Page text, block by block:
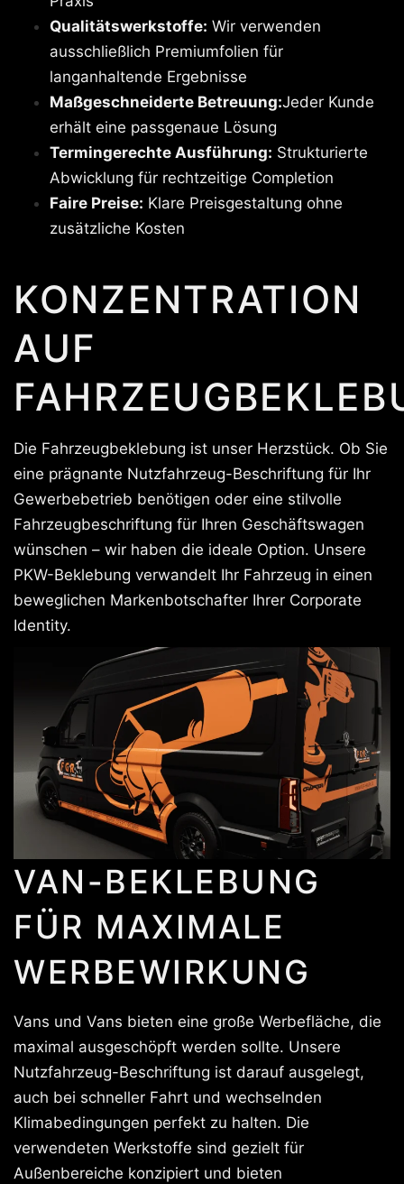
Qualitätswerkstoffe: Wir verwenden
ausschließlich Premiumfolien für
langanhaltende Ergebnisse
Maßgeschneiderte Betreuung:Jeder Kunde
erhält eine passgenaue Lösung
Termingerechte Ausführung: Strukturierte
Abwicklung für rechtzeitige Completion
Faire Preise: Klare Preisgestaltung ohne
zusätzliche Kosten
KONZENTRATION
AUF
Die Fahrzeugbeklebung ist unser Herzstück. Ob Sie
eine prägnante Nutzfahrzeug-Beschriftung für Ihr
Gewerbebetrieb benötigen oder eine stilvolle
Fahrzeugbeschriftung für Ihren Geschäftswagen
wünschen – wir haben die ideale Option. Unsere
PKW-Beklebung verwandelt Ihr Fahrzeug in einen
beweglichen Markenbotschafter Ihrer Corporate
Identity.
VAN-BEKLEBUNG
FÜR MAXIMALE
WERBEWIRKUNG
Vans und Vans bieten eine große Werbefläche, die
maximal ausgeschöpft werden sollte. Unsere
Nutzfahrzeug-Beschriftung ist darauf ausgelegt,
auch bei schneller Fahrt und wechselnden
Klimabedingungen perfekt zu halten. Die
verwendeten Werkstoffe sind gezielt für
Außenbereiche konzipiert und bieten